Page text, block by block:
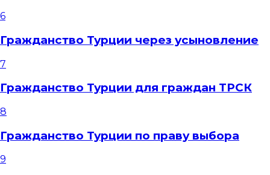
6
Гражданство Турции через усыновление
7
Гражданство Турции для граждан ТРСК
8
Гражданство Турции по праву выбора
9